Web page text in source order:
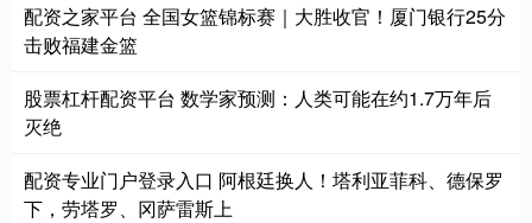
配资之家平台 全国女篮锦标赛｜大胜收官！厦门银行25分
击败福建金篮
股票杠杆配资平台 数学家预测：人类可能在约1.7万年后
灭绝
配资专业门户登录入口 阿根廷换人！塔利亚菲科、德保罗
下，劳塔罗、冈萨雷斯上